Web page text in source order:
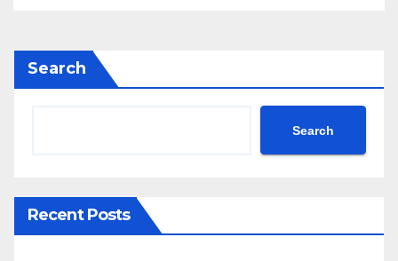
Search
Search
Recent Posts